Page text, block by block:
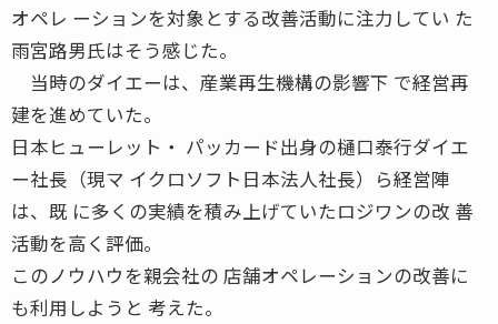
オペレ ーションを対象とする改善活動に注力してい た
雨宮路男氏はそう感じた。
当時のダイエーは、産業再生機構の影響下 で経営再
建を進めていた。
日本ヒューレット・ パッカード出身の樋口泰行ダイエ
ー社長（現マ イクロソフト日本法人社長）ら経営陣
は、既 に多くの実績を積み上げていたロジワンの改 善
活動を高く評価。
このノウハウを親会社の 店舗オペレーションの改善に
も利用しようと 考えた。